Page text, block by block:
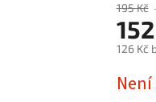
195 Kč
126 Kč
cena: